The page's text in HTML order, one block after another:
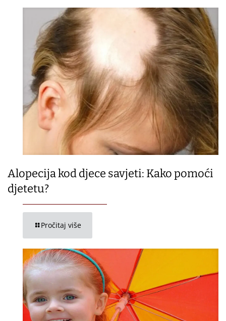
Alopecija kod djece savjeti: Kako pomoći
djetetu?
Pročitaj više